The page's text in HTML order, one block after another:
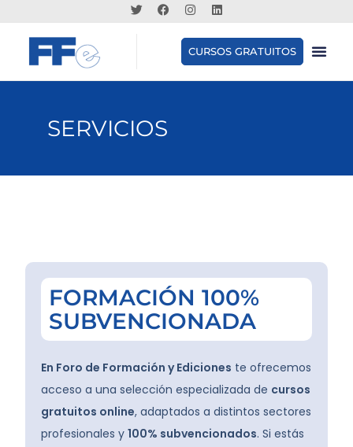
CURSOS GRATUITOS
SERVICIOS
FORMACIÓN 100%
SUBVENCIONADA
En Foro de Formación y Ediciones te ofrecemos
acceso a una selección especializada de cursos
gratuitos online, adaptados a distintos sectores
profesionales y100% subvencionados. Si estás